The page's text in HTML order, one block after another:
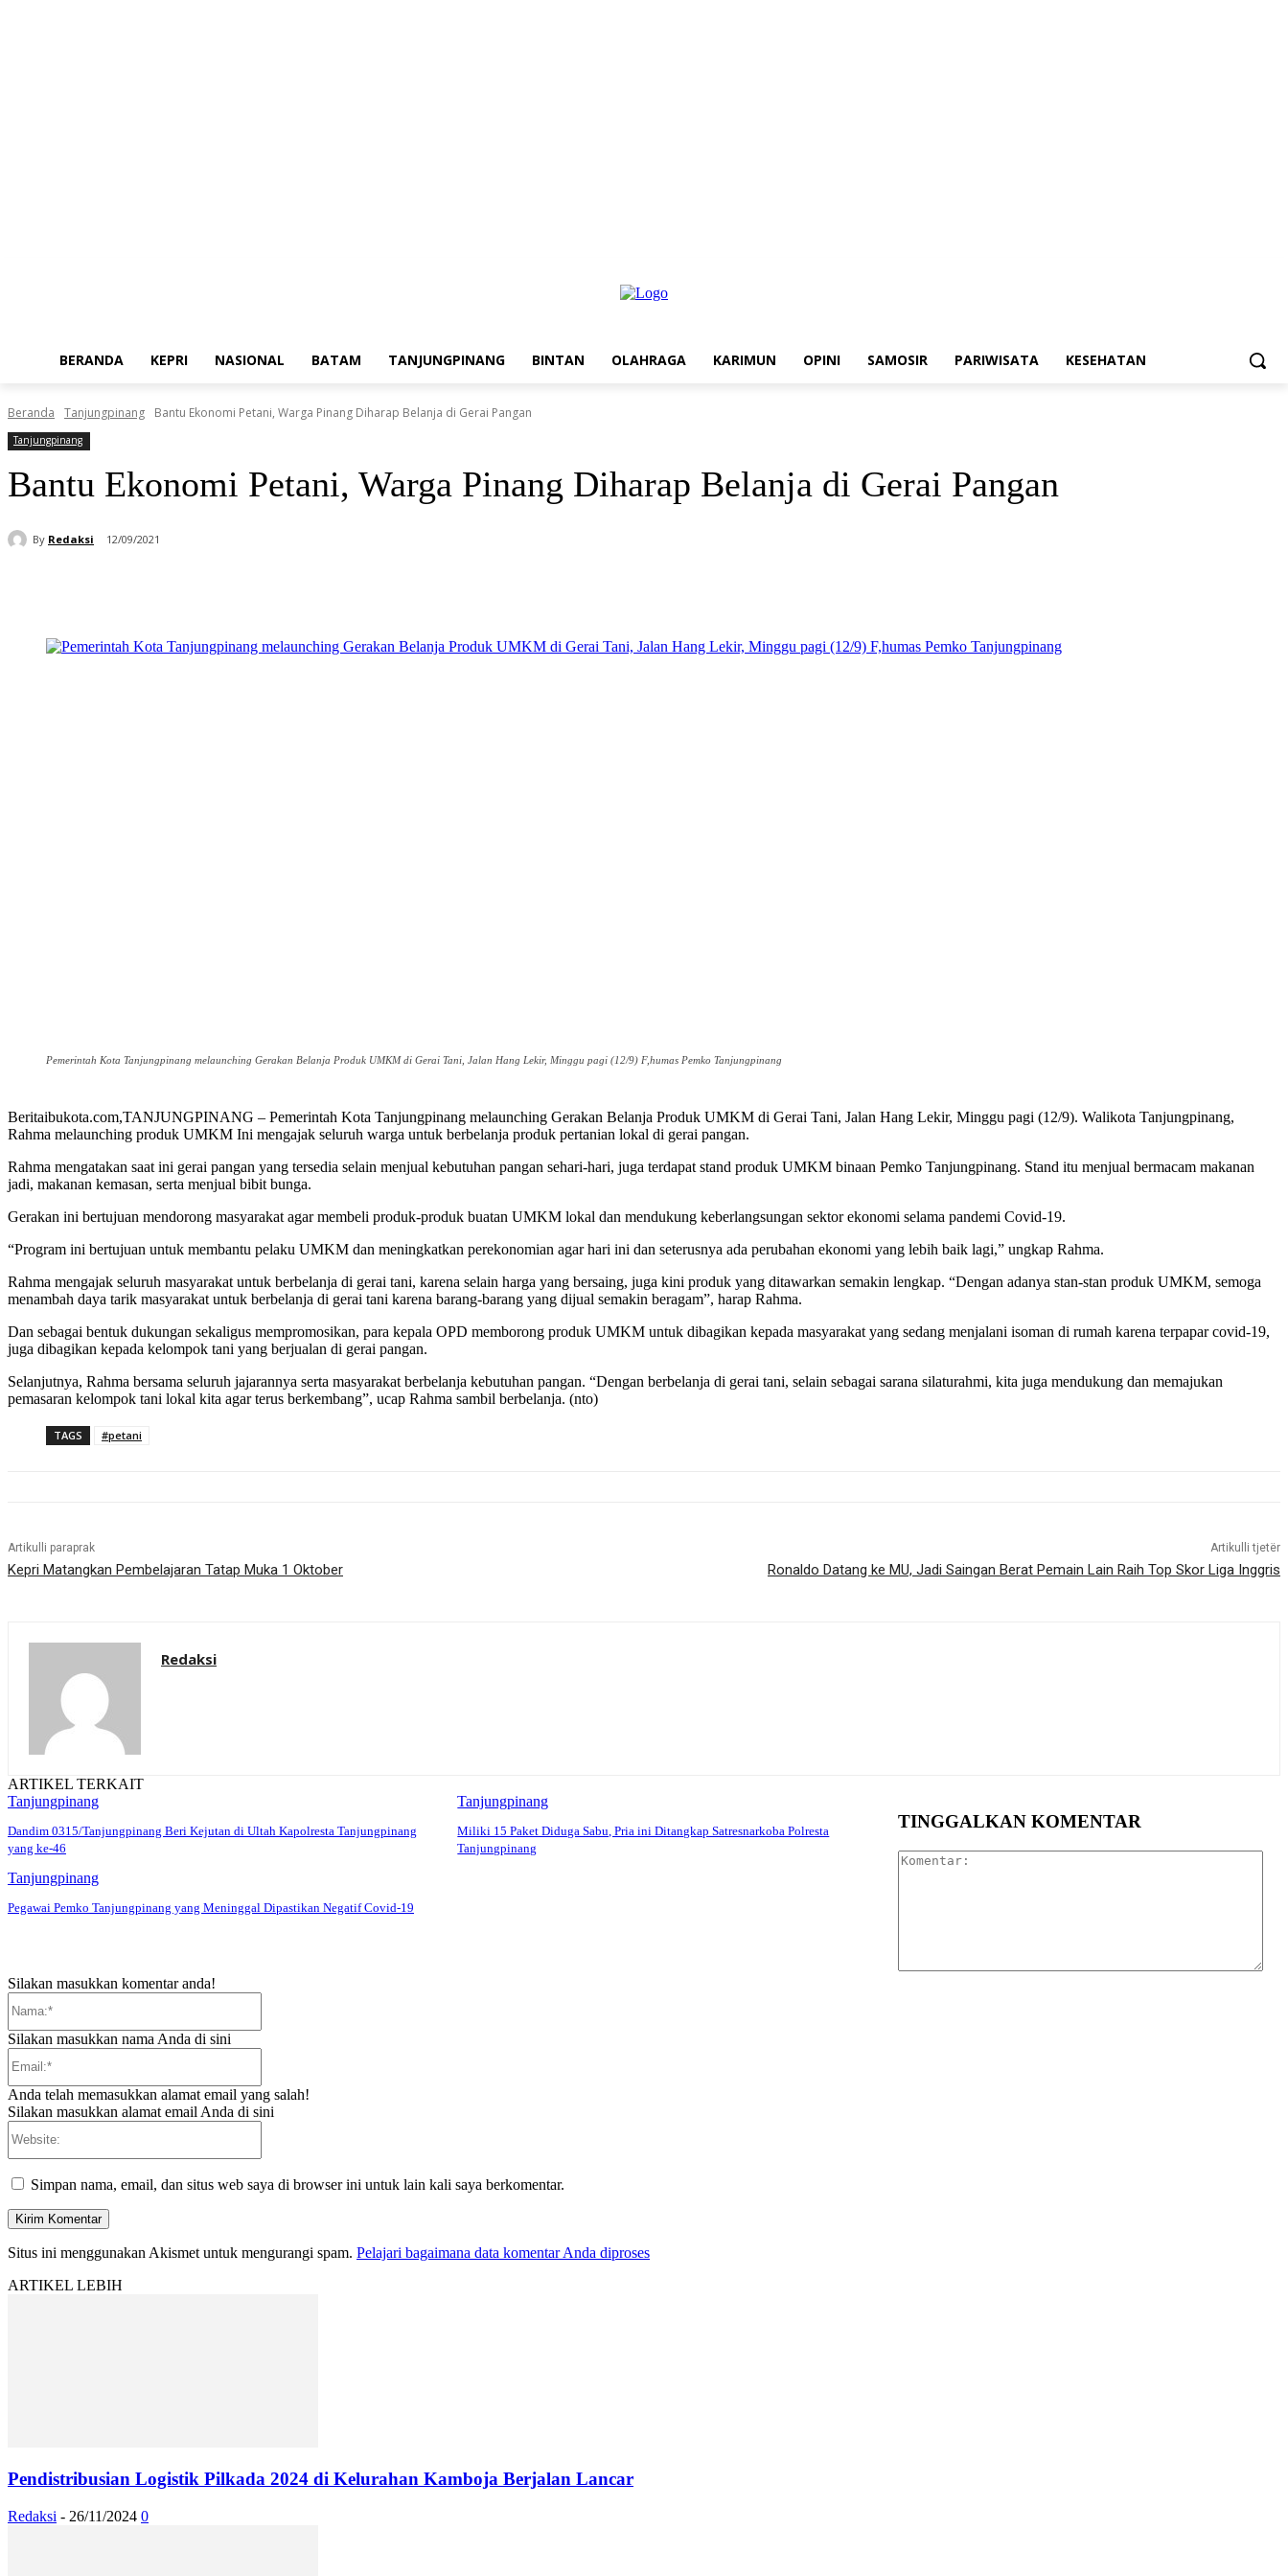
BERANDA KEPRI NASIONAL BATAM TANJUNGPINANG BINTAN OLAHRAGA KARIMUN OPINI SAMOSIR PARIWISATA KESEHATAN
Beranda Tanjungpinang Bantu Ekonomi Petani, Warga Pinang Diharap Belanja di Gerai Pangan
Tanjungpinang
Bantu Ekonomi Petani, Warga Pinang Diharap Belanja di Gerai Pangan
By Redaksi 12/09/2021
Pemerintah Kota Tanjungpinang melaunching Gerakan Belanja Produk UMKM di Gerai Tani, Jalan Hang Lekir, Minggu pagi (12/9) F,humas Pemko Tanjungpinang
Beritaibukota.com,TANJUNGPINANG – Pemerintah Kota Tanjungpinang melaunching Gerakan Belanja Produk UMKM di Gerai Tani, Jalan Hang Lekir, Minggu pagi (12/9). Walikota Tanjungpinang,
Rahma melaunching produk UMKM Ini mengajak seluruh warga untuk berbelanja produk pertanian lokal di gerai pangan.
Rahma mengatakan saat ini gerai pangan yang tersedia selain menjual kebutuhan pangan sehari-hari, juga terdapat stand produk UMKM binaan Pemko Tanjungpinang. Stand itu menjual bermacam makanan
jadi, makanan kemasan, serta menjual bibit bunga.
Gerakan ini bertujuan mendorong masyarakat agar membeli produk-produk buatan UMKM lokal dan mendukung keberlangsungan sektor ekonomi selama pandemi Covid-19.
“Program ini bertujuan untuk membantu pelaku UMKM dan meningkatkan perekonomian agar hari ini dan seterusnya ada perubahan ekonomi yang lebih baik lagi,” ungkap Rahma.
Rahma mengajak seluruh masyarakat untuk berbelanja di gerai tani, karena selain harga yang bersaing, juga kini produk yang ditawarkan semakin lengkap. “Dengan adanya stan-stan produk UMKM, semoga
menambah daya tarik masyarakat untuk berbelanja di gerai tani karena barang-barang yang dijual semakin beragam”, harap Rahma.
Dan sebagai bentuk dukungan sekaligus mempromosikan, para kepala OPD memborong produk UMKM untuk dibagikan kepada masyarakat yang sedang menjalani isoman di rumah karena terpapar covid-19,
juga dibagikan kepada kelompok tani yang berjualan di gerai pangan.
Selanjutnya, Rahma bersama seluruh jajarannya serta masyarakat berbelanja kebutuhan pangan. “Dengan berbelanja di gerai tani, selain sebagai sarana silaturahmi, kita juga mendukung dan memajukan
pemasaran kelompok tani lokal kita agar terus berkembang”, ucap Rahma sambil berbelanja. (nto)
TAGS #petani
Artikulli paraprak
Kepri Matangkan Pembelajaran Tatap Muka 1 Oktober
Artikulli tjetër
Ronaldo Datang ke MU, Jadi Saingan Berat Pemain Lain Raih Top Skor Liga Inggris
Redaksi
ARTIKEL TERKAIT
Tanjungpinang
Dandim 0315/Tanjungpinang Beri Kejutan di Ultah Kapolresta Tanjungpinang
yang ke-46
Tanjungpinang
Miliki 15 Paket Diduga Sabu, Pria ini Ditangkap Satresnarkoba Polresta
Tanjungpinang
Tanjungpinang
Pegawai Pemko Tanjungpinang yang Meninggal Dipastikan Negatif Covid-19
TINGGALKAN KOMENTAR
Silakan masukkan komentar anda!
Silakan masukkan nama Anda di sini
Anda telah memasukkan alamat email yang salah!
Silakan masukkan alamat email Anda di sini
Simpan nama, email, dan situs web saya di browser ini untuk lain kali saya berkomentar.
Situs ini menggunakan Akismet untuk mengurangi spam. Pelajari bagaimana data komentar Anda diproses
ARTIKEL LEBIH
Pendistribusian Logistik Pilkada 2024 di Kelurahan Kamboja Berjalan Lancar
Redaksi - 26/11/2024 0